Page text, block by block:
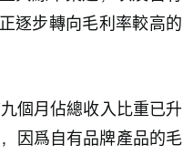
逐步轉向毛利率較高的
個月佔總收入比重已升
因爲自有品牌產品的毛